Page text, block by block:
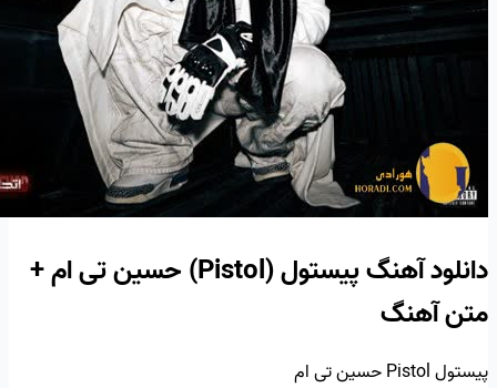
دانلود آهنگ پیستول (Pistol) حسین تی ام +
متن آهنگ
پیستول Pistol حسین تی ام